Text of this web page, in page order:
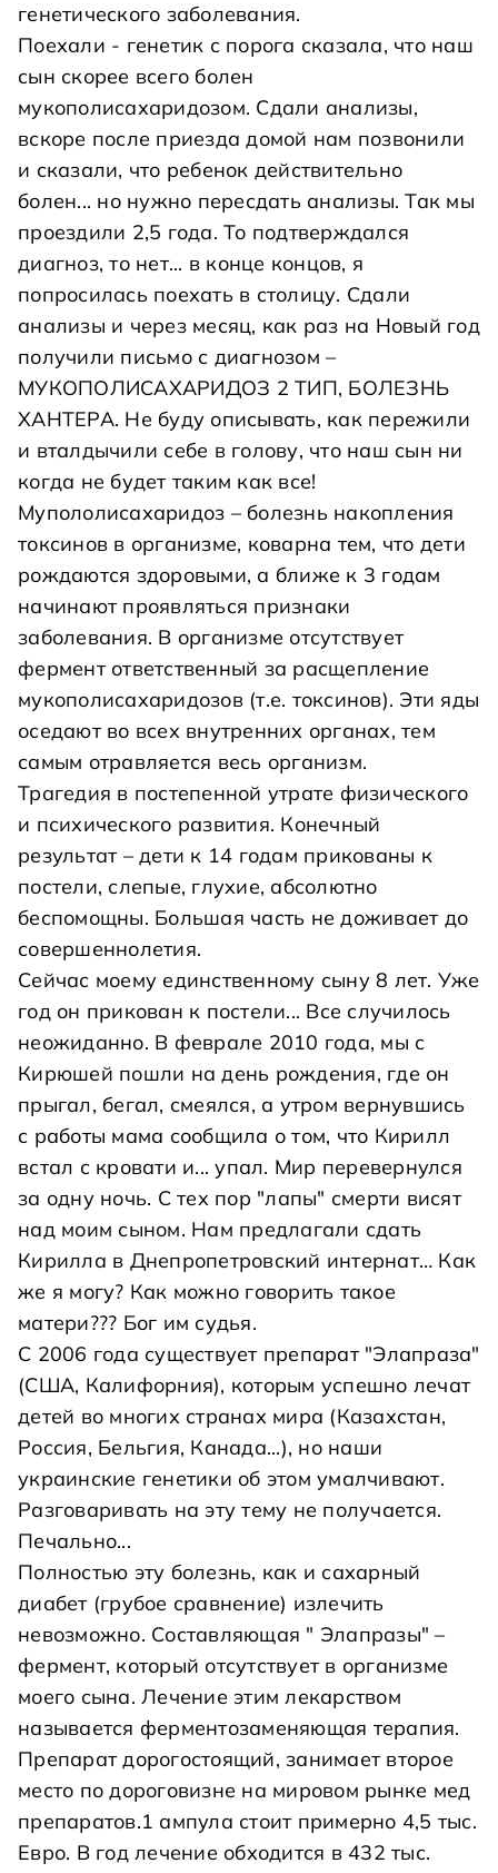
генетического заболевания.
Поехали - генетик с порога сказала, что наш
сын скорее всего болен
мукополисахаридозом. Сдали анализы,
вскоре после приезда домой нам позвонили
и сказали, что ребенок действительно
болен... но нужно пересдать анализы. Так мы
проездили 2,5 года. То подтверждался
диагноз, то нет... в конце концов, я
попросилась поехать в столицу. Сдали
анализы и через месяц, как раз на Новый год
получили письмо с диагнозом –
МУКОПОЛИСАХАРИДОЗ 2 ТИП, БОЛЕЗНЬ
ХАНТЕРА. Не буду описывать, как пережили
и вталдычили себе в голову, что наш сын ни
когда не будет таким как все!
Мупололисахаридоз – болезнь накопления
токсинов в организме, коварна тем, что дети
рождаются здоровыми, а ближе к 3 годам
начинают проявляться признаки
заболевания. В организме отсутствует
фермент ответственный за расщепление
мукополисахаридозов (т.е. токсинов). Эти яды
оседают во всех внутренних органах, тем
самым отравляется весь организм.
Трагедия в постепенной утрате физического
и психического развития. Конечный
результат – дети к 14 годам прикованы к
постели, слепые, глухие, абсолютно
беспомощны. Большая часть не доживает до
совершеннолетия.
Сейчас моему единственному сыну 8 лет. Уже
год он прикован к постели... Все случилось
неожиданно. В феврале 2010 года, мы с
Кирюшей пошли на день рождения, где он
прыгал, бегал, смеялся, а утром вернувшись
с работы мама сообщила о том, что Кирилл
встал с кровати и... упал. Мир перевернулся
за одну ночь. С тех пор "лапы" смерти висят
над моим сыном. Нам предлагали сдать
Кирилла в Днепропетровский интернат… Как
же я могу? Как можно говорить такое
матери??? Бог им судья.
С 2006 года существует препарат "Элапраза"
(США, Калифорния), которым успешно лечат
детей во многих странах мира (Казахстан,
Россия, Бельгия, Канада...), но наши
украинские генетики об этом умалчивают.
Разговаривать на эту тему не получается.
Печально...
Полностью эту болезнь, как и сахарный
диабет (грубое сравнение) излечить
невозможно. Составляющая " Элапразы" –
фермент, который отсутствует в организме
моего сына. Лечение этим лекарством
называется ферментозаменяющая терапия.
Препарат дорогостоящий, занимает второе
место по дороговизне на мировом рынке мед
препаратов.1 ампула стоит примерно 4,5 тыс.
Евро. В год лечение обходится в 432 тыс.